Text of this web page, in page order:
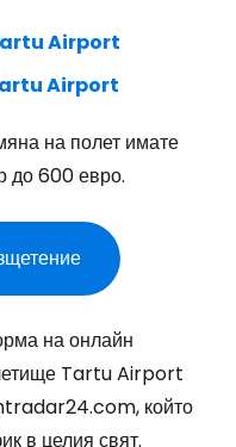
Airport
Airport
на полет имате
до 600 евро.
на онлайн
Tartu Airport
който
в целия свят.